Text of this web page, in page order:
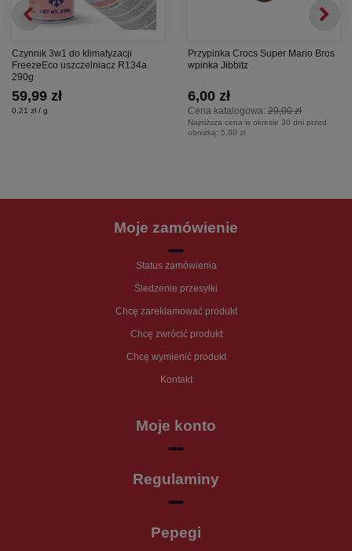
Czynnik 3w1 do klimatyzacji
FreezeEco uszczelniacz R134a
290g
59,99 zł
0,21 zł / g
Przypinka Crocs Super Mario Bros
wpinka Jibbitz
Cena katalogowa: 29,00 zł
6,00 zł
Najniższa cena w okresie 30 dni przed
obniżką: 5,00 zł
Moje zamówienie
Status zamówienia
Śledzenie przesyłki
Chcę zareklamować produkt
Chcę zwrócić produkt
Chcę wymienić produkt
Kontakt
Moje konto
Regulaminy
Pepegi